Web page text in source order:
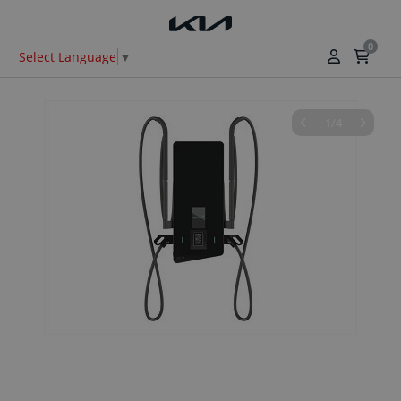
Select Language ▼
0